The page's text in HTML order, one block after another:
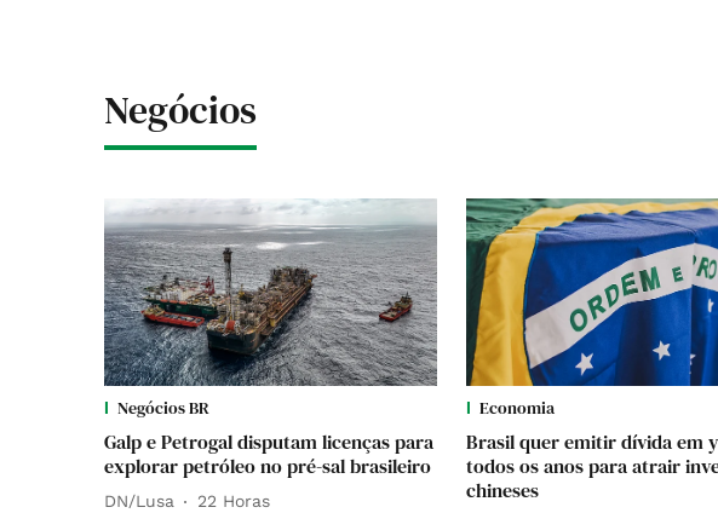
Negócios
Negócios BR
Galp e Petrogal disputam licenças para
explorar petróleo no pré-sal brasileiro
DN/Lusa 22 Horas
Economia
Brasil quer emitir dívida em
todos os anos para atrair
chineses